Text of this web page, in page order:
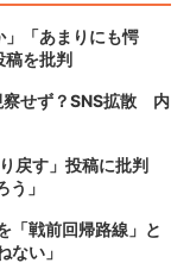
「あまりにも愕
を批判
察せず？SNS拡散 内
戻す」投稿に批判
」
「戦前回帰路線」と
い」